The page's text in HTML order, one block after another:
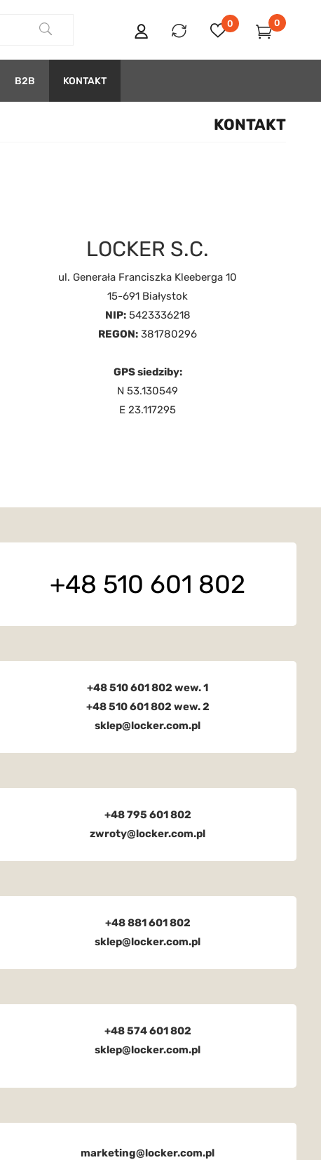
0 0
B2B KONTAKT
KONTAKT
LOCKER S.C.
ul. Generała Franciszka Kleeberga 10
15-691 Białystok
NIP:5423336218
REGON: 381780296
GPS siedziby:
N 53.130549
E 23.117295
+48 510 601 802
+48 510 601 802 wew. 1
+48 510 601 802 wew. 2
sklep@locker.com.pl
+48 795 601 802
zwroty@locker.com.pl
+48 881 601 802
sklep@locker.com.pl
+48 574 601 802
sklep@locker.com.pl
marketing@locker.com.pl